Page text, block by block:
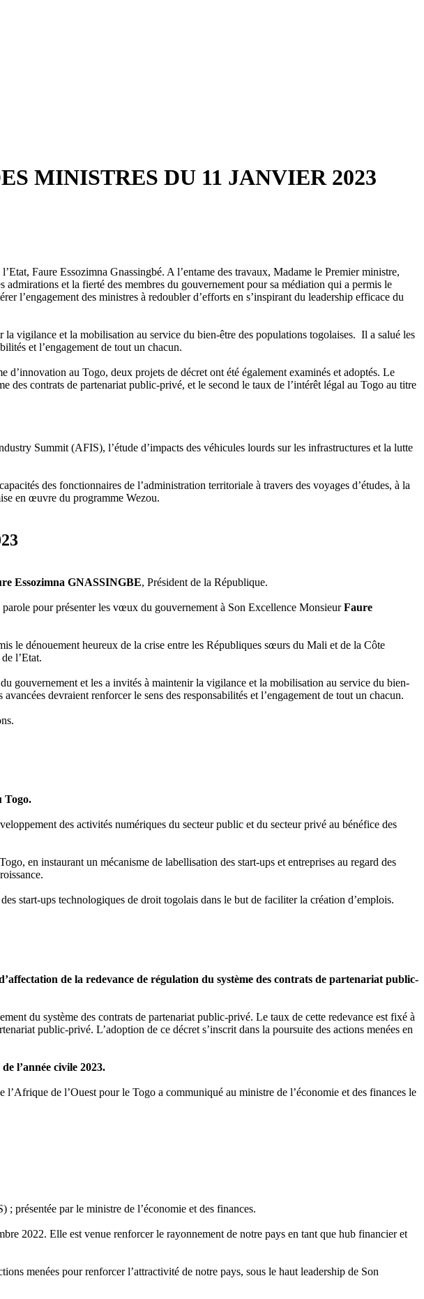
MINISTRES DU 11 JANVIER 2023
Faure Essozimna Gnassingbé. A l’entame des travaux, Madame le Premier ministre,
et la fierté des membres du gouvernement pour sa médiation qui a permis le
l’engagement des ministres à redoubler d’efforts en s’inspirant du leadership efficace du
vigilance et la mobilisation au service du bien-être des populations togolaises. Il a salué les
et l’engagement de tout un chacun.
au Togo, deux projets de décret ont été également examinés et adoptés. Le
des contrats de partenariat public-privé, et le second le taux de l’intérêt légal au Togo au titre
Summit (AFIS), l’étude d’impacts des véhicules lourds sur les infrastructures et la lutte
des fonctionnaires de l’administration territoriale à travers des voyages d’études, à la
en œuvre du programme Wezou.
Essozimna GNASSINGBE, Président de la République.
pour présenter les vœux du gouvernement à Son Excellence MonsieurFaure
le dénouement heureux de la crise entre les Républiques sœurs du Mali et de la Côte
l’Etat.
gouvernement et les a invités à maintenir la vigilance et la mobilisation au service du bien-
devraient renforcer le sens des responsabilités et l’engagement de tout un chacun.
Togo.
des activités numériques du secteur public et du secteur privé au bénéfice des
en instaurant un mécanisme de labellisation des start-ups et entreprises au regard des
start-ups technologiques de droit togolais dans le but de faciliter la création d’emplois.
de la redevance de régulation du système des contrats de partenariat public-
du système des contrats de partenariat public-privé. Le taux de cette redevance est fixé à
public-privé. L’adoption de ce décret s’inscrit dans la poursuite des actions menées en
l’année civile 2023.
de l’Ouest pour le Togo a communiqué au ministre de l’économie et des finances le
présentée par le ministre de l’économie et des finances.
2022. Elle est venue renforcer le rayonnement de notre pays en tant que hub financier et
menées pour renforcer l’attractivité de notre pays, sous le haut leadership de Son